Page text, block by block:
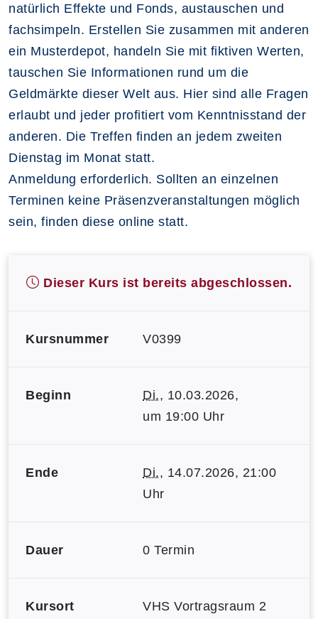
natürlich Effekte und Fonds, austauschen und
fachsimpeln. Erstellen Sie zusammen mit anderen
ein Musterdepot, handeln Sie mit fiktiven Werten,
tauschen Sie Informationen rund um die
Geldmärkte dieser Welt aus. Hier sind alle Fragen
erlaubt und jeder profitiert vom Kenntnisstand der
anderen. Die Treffen finden an jedem zweiten
Dienstag im Monat statt.
Anmeldung erforderlich. Sollten an einzelnen
Terminen keine Präsenzveranstaltungen möglich
sein, finden diese online statt.
Dieser Kurs ist bereits abgeschlossen.
Kursnummer V0399
Beginn Di., 10.03.2026,
um 19:00 Uhr
Ende Di., 14.07.2026, 21:00
Uhr
Dauer 0 Termin
Kursort
VHS Vortragsraum 2